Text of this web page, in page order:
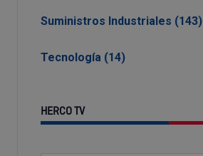
Suministros Industriales (143)
Tecnología (14)
HERCO TV